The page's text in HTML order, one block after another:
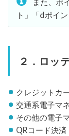
ト」「dポイ
２．ロッ
クレジットカ
交通系電子マ
その他の電子
QRコード決